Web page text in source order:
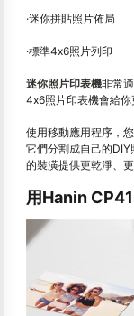
·迷你拼貼照片佈局
·標準4x6照片列印
迷你照片印表機非常
4x6照片印表機會給你
使用移動應用程序，
它們分割成自己的
的裝潢提供更乾淨、更
用Hanin